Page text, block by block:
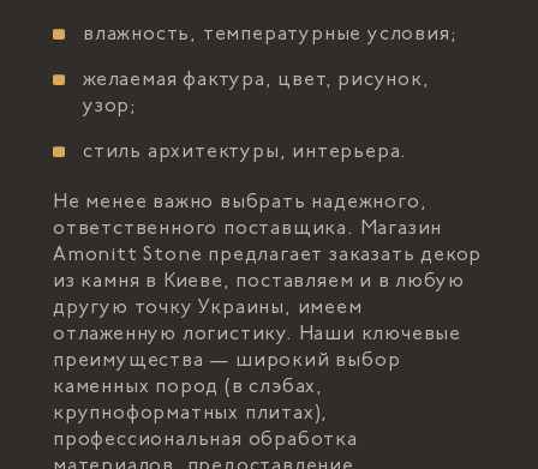
влажность, температурные условия;
желаемая фактура, цвет, рисунок,
узор;
стиль архитектуры, интерьера.
Не менее важно выбрать надежного,
ответственного поставщика. Магазин
Amonitt Stone предлагает заказать декор
из камня в Киеве, поставляем и в любую
другую точку Украины, имеем
отлаженную логистику. Наши ключевые
преимущества — широкий выбор
каменных пород (в слэбах,
крупноформатных плитах),
профессиональная обработка